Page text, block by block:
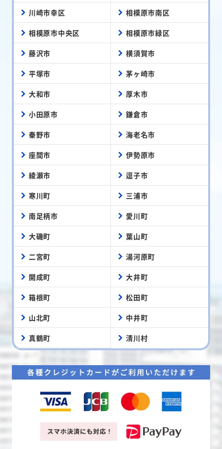
川崎市幸区 相模原市南区
相模原市中央区 相模原市緑区
藤沢市 横須賀市
平塚市 茅ヶ崎市
大和市 厚木市
小田原市 鎌倉市
秦野市 海老名市
座間市 伊勢原市
綾瀬市 逗子市
寒川町 三浦市
南足柄市 愛川町
大磯町 葉山町
二宮町 湯河原町
開成町 大井町
箱根町 松田町
山北町 中井町
真鶴町 清川村